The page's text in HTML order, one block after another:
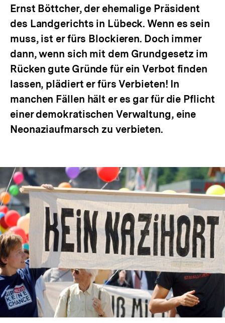
Ernst Böttcher, der ehemalige Präsident
des Landgerichts in Lübeck. Wenn es sein
muss, ist er fürs Blockieren. Doch immer
dann, wenn sich mit dem Grundgesetz im
Rücken gute Gründe für ein Verbot finden
lassen, plädiert er fürs Verbieten! In
manchen Fällen hält er es gar für die Pflicht
einer demokratischen Verwaltung, eine
Neonaziaufmarsch zu verbieten.